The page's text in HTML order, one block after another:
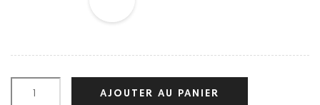
AJOUTER AU PANIER